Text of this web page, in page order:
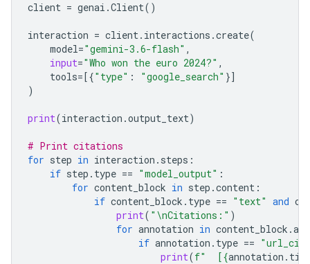
client = genai .Client()
interaction = client. interactions .create(
model="gemini-3.6-flash" ,
input="Who won the euro 2024?" ,
tools=[{"type" : "google_search" }]
)
print(interaction .output_text)
# Print citations
for step in interaction . steps :
if step . type == "model_output" :
for content_block in step .content :
if content_block . type == "text" and
print( " \nCitations:" )
for annotation in content_block .
if annotation . type ==
print(f"  [{annotation .